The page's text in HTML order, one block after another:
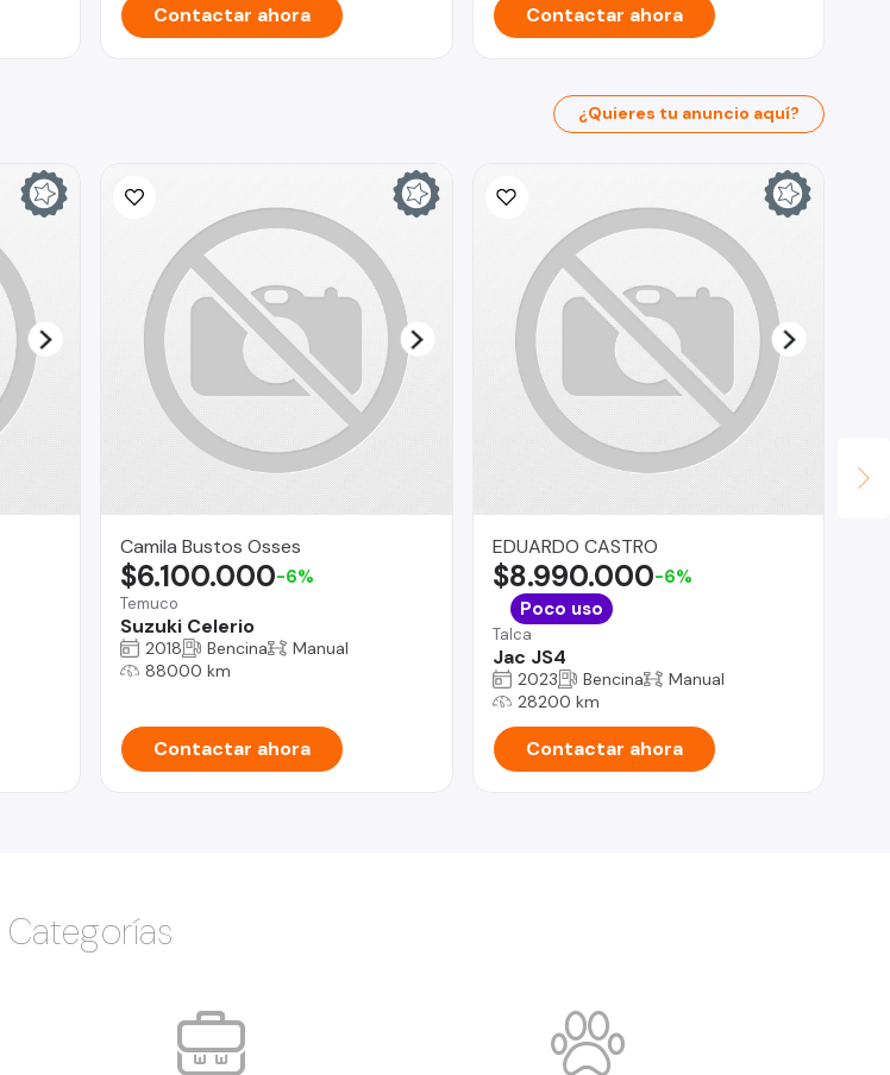
Contactar ahora Contactar ahora
¿Quieres tu anuncio aquí?
Camila Bustos Osses
Temuco
Suzuki Celerio
$6.100.000-6%
2018 Bencina
Manual
88000 km
Contactar ahora
EDUARDO CASTRO
Talca
Jac JS4
$8.990.000-6%
Poco uso
2023 Bencina
Manual
28200 km
Contactar ahora
Categorías